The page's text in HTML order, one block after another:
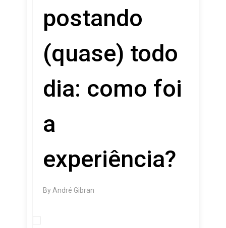
postando
(quase) todo
dia: como foi
a
experiência?
By André Gibran